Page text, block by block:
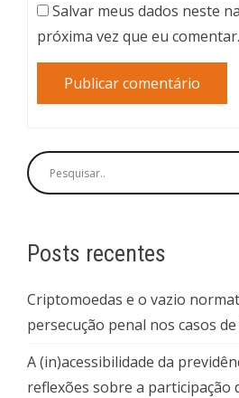
Salvar meus dados neste
próxima vez que eu comentar.
Posts recentes
Criptomoedas e o vazio
persecução penal nos casos
A (in)acessibilidade da
reflexões sobre a participação